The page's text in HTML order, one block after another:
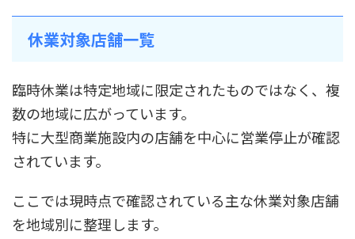
休業対象店舗一覧
臨時休業は特定地域に限定されたものではなく、複
数の地域に広がっています。
特に大型商業施設内の店舗を中心に営業停止が確認
されています。
ここでは現時点で確認されている主な休業対象店舗
を地域別に整理します。